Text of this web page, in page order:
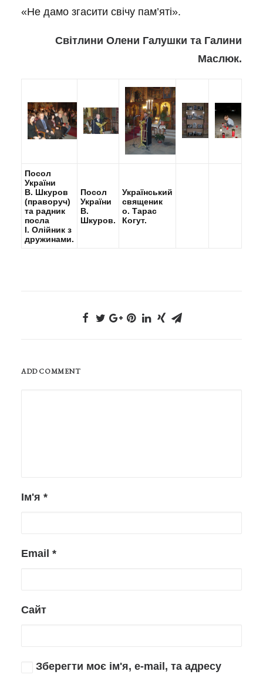
«Не дамо згасити свічу пам’яті».
Світлини Олени Галушки та Галини
Маслюк.
Посол
України
В. Шкуров
(праворуч)
та радник
посла
І. Олійник з
дружинами.
Посол
України
В.
Шкуров.
Український
священик
о. Тарас
Когут.
ADD COMMENT
Ім'я *
Email *
Сайт
Зберегти моє ім'я, e-mail, та адресу